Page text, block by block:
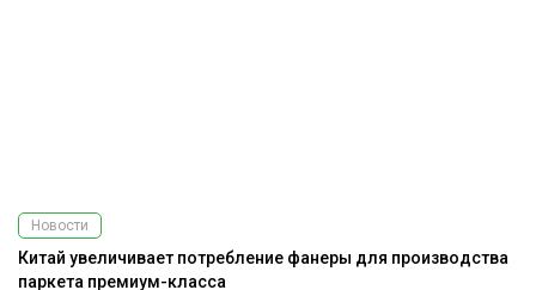
Новости
Китай увеличивает потребление фанеры для производства
паркета премиум-класса